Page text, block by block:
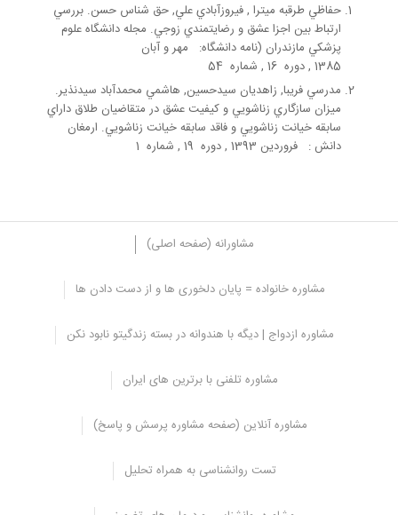
حفاظي طرقبه ميترا , فيروزآبادي علي, حق شناس حسن. بررسي
ارتباط بين اجزا عشق و رضايتمندي زوجي. مجله دانشگاه علوم
پزشكي مازندران (نامه دانشگاه: مهر و آبان
1385 , دوره 16 , شماره 54
مدرسي فريبا, زاهديان سيدحسين, هاشمي محمدآباد سيدنذير.
ميزان سازگاري زناشويي و کيفيت عشق در متقاضيان طلاق داراي
سابقه خيانت زناشويي و فاقد سابقه خيانت زناشويي. ارمغان
دانش : فروردين 1393 , دوره 19 , شماره 1
مشاورانه (صفحه اصلی)
مشاوره خانواده = پایان دلخوری ها و از دست دادن ها
مشاوره ازدواج | دیگه با هندوانه در بسته زندگیتو نابود نکن
مشاوره تلفنی با برترین های ایران
مشاوره آنلاین (صفحه مشاوره پرسش و پاسخ)
تست روانشناسی به همراه تحلیل